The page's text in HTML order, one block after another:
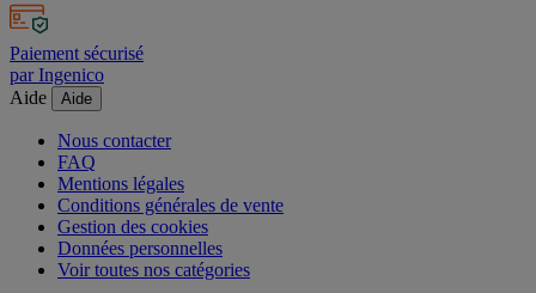
Paiement sécurisé
par Ingenico
Aide
Aide
Nous contacter
FAQ
Mentions légales
Conditions générales de vente
Gestion des cookies
Données personnelles
Voir toutes nos catégories